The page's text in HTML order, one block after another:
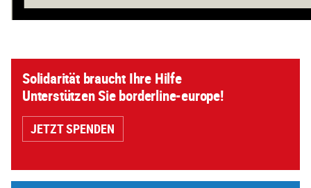
Solidarität braucht Ihre Hilfe
Unterstützen Sie borderline-europe!
JETZT SPENDEN